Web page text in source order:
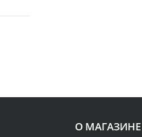
О МАГАЗИНЕ